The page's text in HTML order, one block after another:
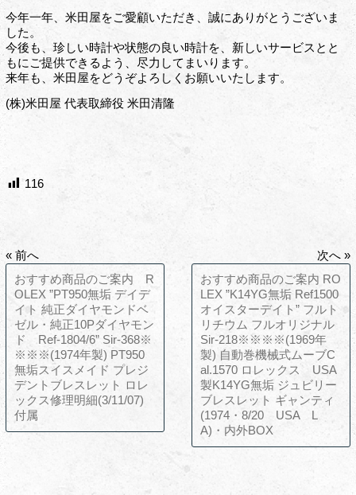
今年一年、米田屋をご愛顧いただき、誠にありがとうございま
した。
今後も、珍しい時計や状態の良い時計を、新しいサービスとと
もにご提供できるよう、尽力してまいります。
来年も、米田屋をどうぞよろしくお願いいたします。
(株)米田屋 代表取締役 米田清隆
116
« 前へ
おすすめ商品のご案内 R
OLEX ”PT950無垢 デイデ
イト 純正ダイヤモンドベ
ゼル・純正10Pダイヤモン
ド Ref-1804/6” Sir-368※
※※※(1974年製) PT950
無垢スイスメイド プレジ
デントブレスレット ロレ
ックス修理明細(3/11/07)
付属
次へ »
おすすめ商品のご案内 RO
LEX ”K14YG無垢 Ref1500
オイスターデイト” フルト
リチウム フルオリジナル
Sir-218※※※※(1969年
製) 自動巻機械式ムーブC
al.1570 ロレックス USA
製K14YG無垢 ジュビリー
ブレスレット ギャンティ
(1974・8/20 USA L
A)・内外BOX